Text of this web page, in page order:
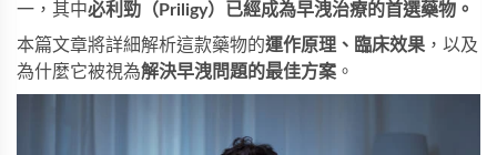
一，其中必利勁（Priligy）已經成為早洩治療的首選藥物。
本篇文章將詳細解析這款藥物的運作原理、臨床效果 ，以及
為什麼它被視為解決早洩問題的最佳方案 。